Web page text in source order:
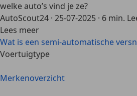
welke auto’s vind je ze?
AutoScout24 · 25-07-2025 · 6 min.
Lees meer
Wat is een semi-automatische
Voertuigtype
Merkenoverzicht